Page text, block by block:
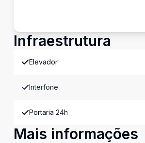
Infraestrutura
Elevador
Interfone
Portaria 24h
Mais informações